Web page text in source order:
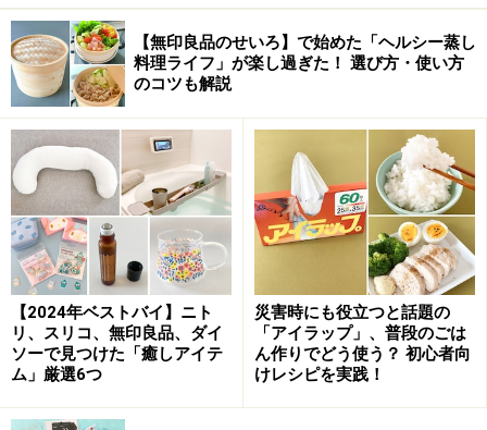
しました」というとおり、ファミリーカンパニーとしての伝
統をリスペクトしながら、パオラ女史とともに思い切った改
革で会社を成長させました。いまや世界50カ国に輸出してい
るそうです。
パオラ女史は、モダンデザイン界のレジェンドともいえ
るエットーレ・ソットサスやアンドレア・ブランジの右
腕として活動してきた筋金入りの実力者で、60を過ぎて
も瑞々しさを失わない「大人かわいい」デザインは世界
的に評価され、20社近くの有名家具、照明ブランドのデ
ザインを手がけています。その中にはジェルバゾーニの
ような歴史あるメーカーもあり、伝統的な技術力を生か
しながら新しい生命力を与えることに長けたデザイナー
です。
【無印良品のせいろ】で始めた「ヘルシー蒸し
料理ライフ」が楽し過ぎた！ 選び方・使い方
のコツも解説
【2024年ベストバイ】ニト
リ、スリコ、無印良品、ダイ
ソーで見つけた「癒しアイテ
ム」厳選6つ
災害時にも役立つと話題の
「アイラップ」、普段のごは
ん作りでどう使う？ 初心者向
けレシピを実践！